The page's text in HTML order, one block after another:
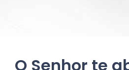
O Senhor te